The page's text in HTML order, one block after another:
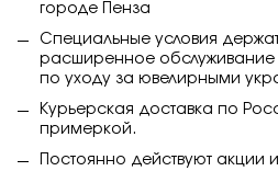
городе Пенза
Специальные условия
расширенное обслуживание
по уходу за ювелирными
Курьерская доставка по
примеркой.
Постоянно действуют акции